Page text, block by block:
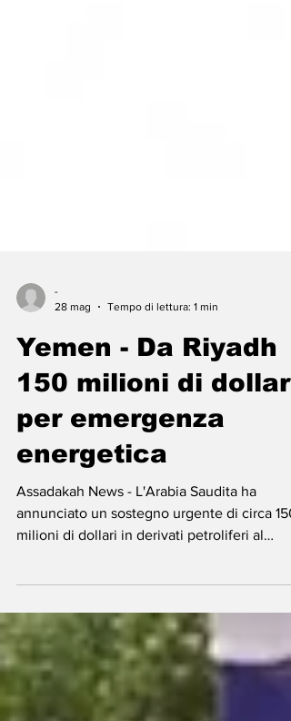
-
28 mag
Tempo di lettura: 1 min
Yemen - Da Riyadh
150 milioni di dollari
per emergenza
energetica
Yemen, destinati a coprire le esigenze di
carburante (diesel e benzina) per il
funzionamento delle centrali elettriche in
varie province del Paese. Lo riporta l'agenzia
di stampa saudita "SPA". Il programma,